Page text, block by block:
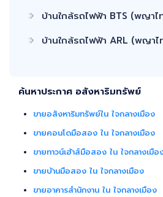
บ้านใกล้รถไฟฟ้า BTS (พญาไ
บ้านใกล้รถไฟฟ้า ARL (พญาไ
ค้นหาประกาศ อสังหาริมทรัพย์
ขายอสังหาริมทรัพย์ใน ใจกลางเมือง
ขายคอนโดมือสอง ใน ใจกลางเมือง
ขายทาวน์เฮ้าส์มือสอง ใน ใจกลางเมือ
ขายบ้านมือสอง ใน ใจกลางเมือง
ขายอาคารสำนักงาน ใน ใจกลางเมือง